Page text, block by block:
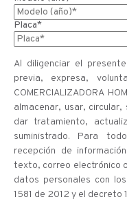
Placa*
Al diligenciar el
previa, expresa,
COMERCIALIZADORA
almacenar, usar,
dar tratamiento,
suministrado. Para
recepción de
texto, correo electrónico
datos personales con
1581 de 2012 y el decreto